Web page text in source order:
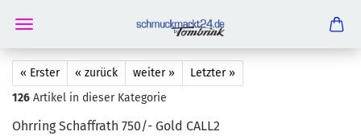
« Erster « zurück weiter »
Letzter »
126 Artikel in dieser Kategorie
Ohr­ring Schaf­frath 750/- Gold CALL2